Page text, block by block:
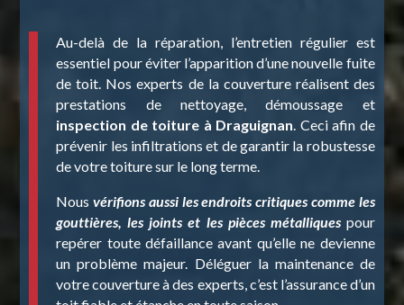
Au-delà de la réparation, l’entretien régulier est
essentiel pour éviter l’apparition d’une nouvelle fuite
de toit. Nos experts de la couverture réalisent des
prestations de nettoyage, démoussage et
inspection de toiture à Draguignan. Ceci afin de
prévenir les infiltrations et de garantir la robustesse
de votre toiture sur le long terme.
Nousvérifions aussi les endroits critiques comme les
gouttières, les joints et les pièces métalliquespour
repérer toute défaillance avant qu’elle ne devienne
un problème majeur. Déléguer la maintenance de
votre couverture à des experts, c’est l’assurance d’un